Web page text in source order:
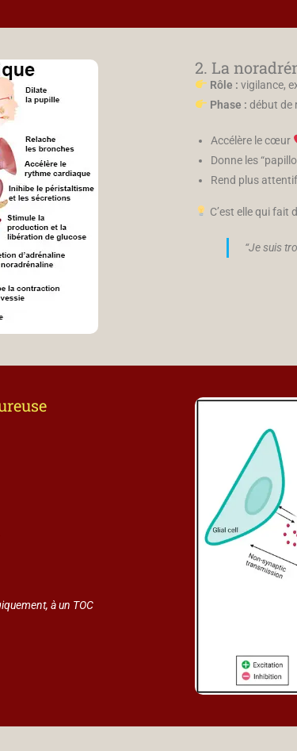
2. La
Rôle : vigilance,
Phase : début de
Accélère le cœur
Donne les
Rend plus
C’est elle qui fait
“Je suis
à un TOC